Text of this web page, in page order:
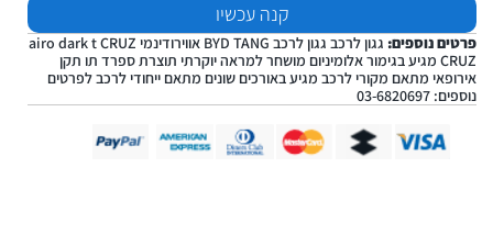
קנה עכשיו
פרטים נוספים:
גגון לרכב גגון לרכב BYD TANG אווירודינמי airo dark t CRUZ
CRUZ מגיע בגימור אלומיניום מושחר למראה יוקרתי תוצרת ספרד תו תקן
אירופאי מתאם מקורי לרכב מגיע באורכים שונים מתאם ייחודי לרכב לפרטים
נוספים: 03-6820697